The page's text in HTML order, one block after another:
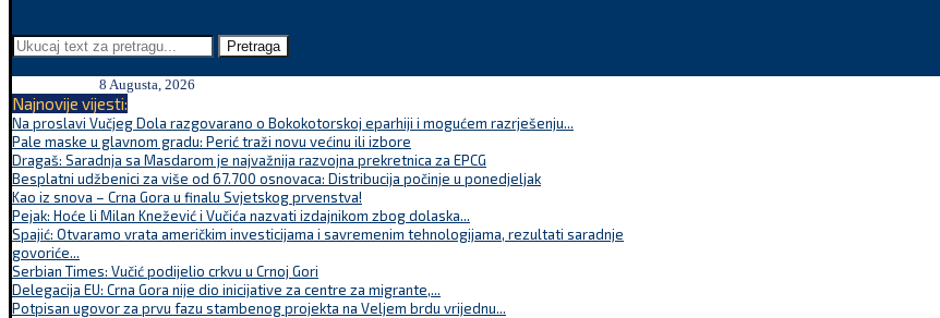
Pretraga
8 Augusta, 2026
Najnovije vijesti:
Na proslavi Vučjeg Dola razgovarano o Bokokotorskoj eparhiji i mogućem razrješenju...
Pale maske u glavnom gradu: Perić traži novu većinu ili izbore
Dragaš: Saradnja sa Masdarom je najvažnija razvojna prekretnica za EPCG
Besplatni udžbenici za više od 67.700 osnovaca: Distribucija počinje u ponedjeljak
Kao iz snova – Crna Gora u finalu Svjetskog prvenstva!
Pejak: Hoće li Milan Knežević i Vučića nazvati izdajnikom zbog dolaska...
Spajić: Otvaramo vrata američkim investicijama i savremenim tehnologijama, rezultati saradnje
govoriće...
Serbian Times: Vučić podijelio crkvu u Crnoj Gori
Delegacija EU: Crna Gora nije dio inicijative za centre za migrante,...
Potpisan ugovor za prvu fazu stambenog projekta na Veljem brdu vrijednu...